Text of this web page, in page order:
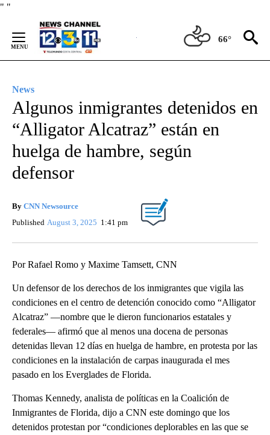
" "
Content
66°
News
Algunos inmigrantes detenidos en
“Alligator Alcatraz” están en
huelga de hambre, según
defensor
By CNN Newsource
Published August 3, 2025 1:41 pm
Por Rafael Romo y Maxime Tamsett, CNN
Un defensor de los derechos de los inmigrantes que vigila las
condiciones en el centro de detención conocido como “Alligator
Alcatraz” —nombre que le dieron funcionarios estatales y
federales— afirmó que al menos una docena de personas
detenidas llevan 12 días en huelga de hambre, en protesta por las
condiciones en la instalación de carpas inaugurada el mes
pasado en los Everglades de Florida.
Thomas Kennedy, analista de políticas en la Coalición de
Inmigrantes de Florida, dijo a CNN este domingo que los
detenidos protestan por “condiciones deplorables en las que se